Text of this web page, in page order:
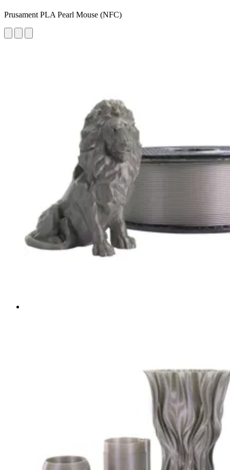
Prusament PLA Pearl Mouse (NFC)